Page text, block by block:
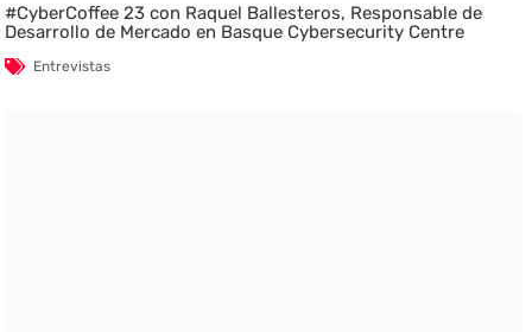
#CyberCoffee 23 con Raquel Ballesteros, Responsable de
Desarrollo de Mercado en Basque Cybersecurity Centre
Entrevistas